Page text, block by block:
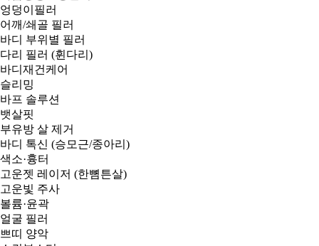
엉덩이필러
어깨/쇄골 필러
바디 부위별 필러
다리 필러 (휜다리)
바디재건케어
슬리밍
바프 솔루션
뱃살핏
부유방 살 제거
바디 톡신 (승모근/종아리)
색소·흉터
고운젯 레이저 (한뼘튼살)
고운빛 주사
볼륨·윤곽
얼굴 필러
쁘띠 양악